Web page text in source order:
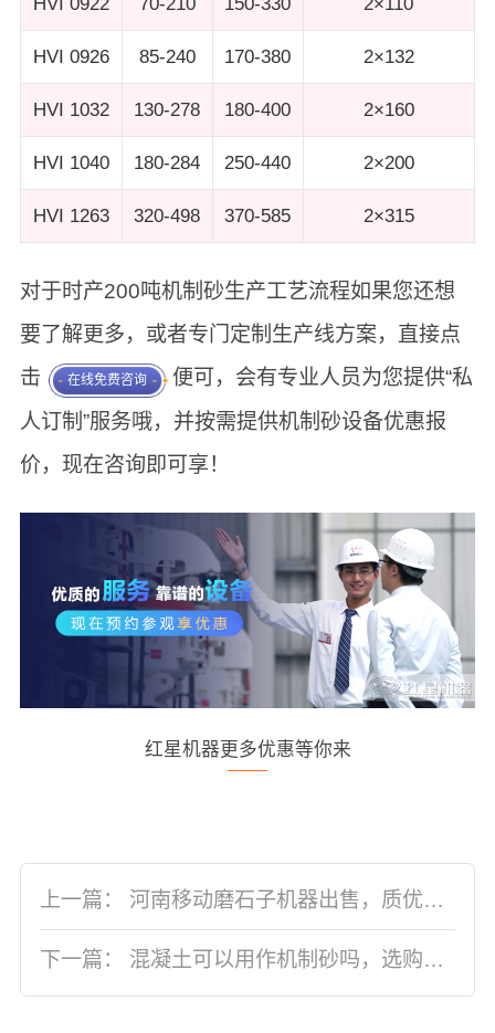
HVI 0926 85-240 170-380 2×132
HVI 1032 130-278 180-400 2×160
HVI 1040 180-284 250-440 2×200
HVI 1263 320-498 370-585 2×315
对于时产200吨机制砂生产工艺流程如果您还想
要了解更多，或者专门定制生产线方案，直接点
击
在线免费咨询
便可，会有专业人员为您提供“私
人订制”服务哦，并按需提供机制砂设备优惠报
价，现在咨询即可享！
红星机器更多优惠等你来
上一篇： 河南移动磨石子机器出售，质优价廉等您来选
下一篇： 混凝土可以用作机制砂吗，选购哪种设备更划算